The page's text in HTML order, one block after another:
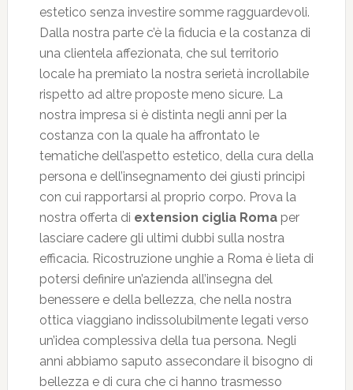
estetico senza investire somme ragguardevoli.
Dalla nostra parte c’è la fiducia e la costanza di
una clientela affezionata, che sul territorio
locale ha premiato la nostra serietà incrollabile
rispetto ad altre proposte meno sicure. La
nostra impresa si è distinta negli anni per la
costanza con la quale ha affrontato le
tematiche dell’aspetto estetico, della cura della
persona e dell’insegnamento dei giusti principi
con cui rapportarsi al proprio corpo. Prova la
nostra offerta di extension ciglia Roma per
lasciare cadere gli ultimi dubbi sulla nostra
efficacia. Ricostruzione unghie a Roma è lieta di
potersi definire un’azienda all’insegna del
benessere e della bellezza, che nella nostra
ottica viaggiano indissolubilmente legati verso
un’idea complessiva della tua persona. Negli
anni abbiamo saputo assecondare il bisogno di
bellezza e di cura che ci hanno trasmesso